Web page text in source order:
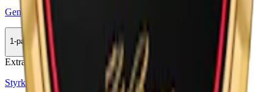
General One White Portion
1-pack
35,90 kr
Köp
Extra Stark
Styrka Extra Stark · Large